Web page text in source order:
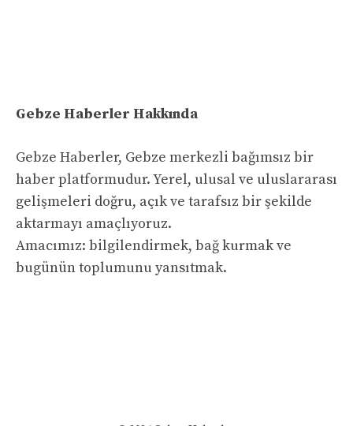
Gebze Haberler Hakkında
Gebze Haberler, Gebze merkezli bağımsız bir
haber platformudur. Yerel, ulusal ve uluslararası
gelişmeleri doğru, açık ve tarafsız bir şekilde
aktarmayı amaçlıyoruz.
Amacımız: bilgilendirmek, bağ kurmak ve
bugünün toplumunu yansıtmak.